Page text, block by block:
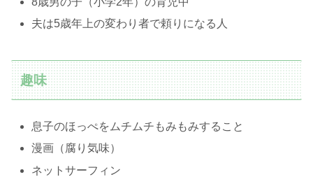
夫は5歳年上の変わり者で頼りになる人
趣味
息子のほっぺをムチムチもみもみすること
漫画（腐り気味）
ネットサーフィン